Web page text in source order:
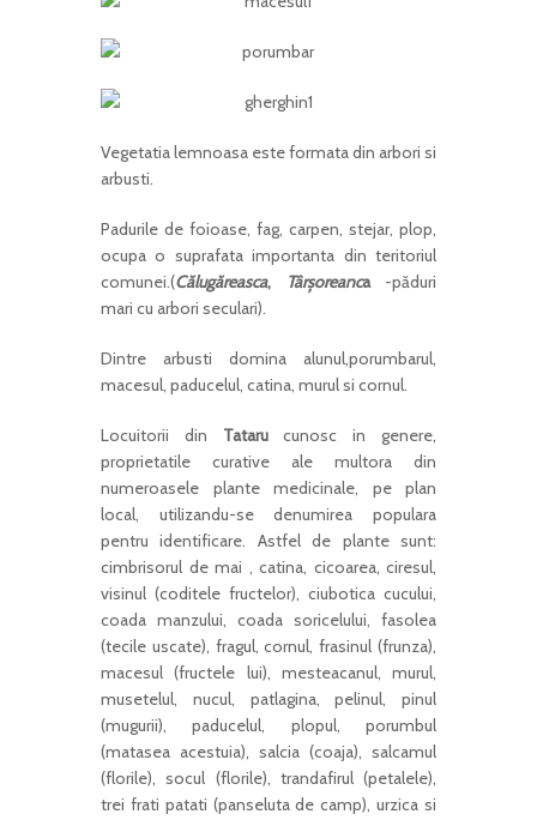
Vegetatia lemnoasa este formata din arbori si
arbusti.
Padurile de foioase, fag, carpen, stejar, plop,
ocupa o suprafata importanta din teritoriul
comunei.(Călugăreasca, Târşoreanca-păduri
mari cu arbori seculari).
Dintre arbusti domina alunul,porumbarul,
macesul, paducelul, catina, murul si cornul.
Locuitorii din Tatarucunosc in genere,
proprietatile curative ale multora din
numeroasele plante medicinale, pe plan
local, utilizandu-se denumirea populara
pentru identificare. Astfel de plante sunt:
cimbrisorul de mai , catina, cicoarea, ciresul,
visinul (coditele fructelor), ciubotica cucului,
coada manzului, coada soricelului, fasolea
(tecile uscate), fragul, cornul, frasinul (frunza),
macesul (fructele lui), mesteacanul, murul,
musetelul, nucul, patlagina, pelinul, pinul
(mugurii), paducelul, plopul, porumbul
(matasea acestuia), salcia (coaja), salcamul
(florile), socul (florile), trandafirul (petalele),
trei frati patati (panseluta de camp), urzica si